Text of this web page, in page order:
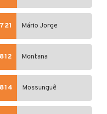
721 Mário Jorge
812 Montana
814 Mossunguê